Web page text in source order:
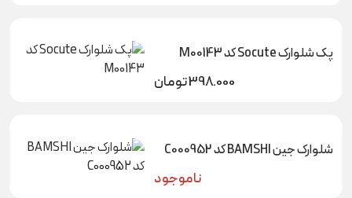
پک شلوارک Socute کد M00143
398.000تومان
شلوارک جین BAMSHI کد C000952
ناموجود